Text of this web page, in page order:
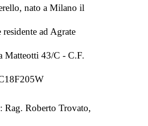
nato a Milano il
ad Agrate
Matteotti 43/C - C.F.
:Rag. Roberto Trovato,